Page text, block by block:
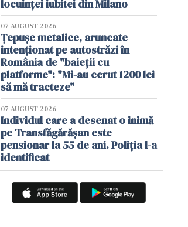
locuinței iubitei din Milano
07 AUGUST 2026
Țepușe metalice, aruncate
intenționat pe autostrăzi în
România de "baieții cu
platforme": "Mi-au cerut 1200 lei
să mă tracteze"
07 AUGUST 2026
Individul care a desenat o inimă
pe Transfăgărășan este
pensionar la 55 de ani. Poliția l-a
identificat